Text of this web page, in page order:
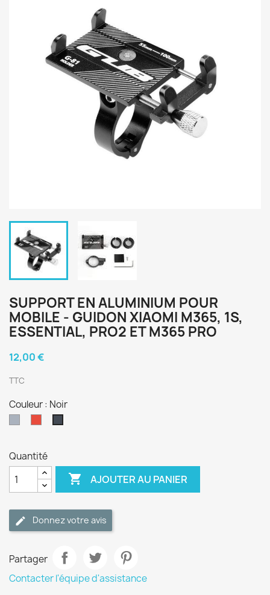
SUPPORT EN ALUMINIUM POUR
MOBILE - GUIDON XIAOMI M365, 1S,
ESSENTIAL, PRO2 ET M365 PRO
12,00 €
TTC
Couleur : Noir
Quantité
 AJOUTER AU PANIER
Donnez votre avis
Partager
Contacter l'équipe d'assistance